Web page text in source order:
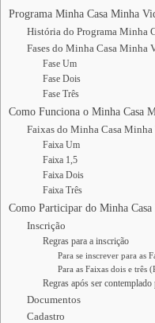
Programa Minha Casa Minha
História do Programa Minha
Fases do Minha Casa Minha
Fase Um
Fase Dois
Fase Três
Como Funciona o Minha Casa
Faixas do Minha Casa Minha
Faixa Um
Faixa 1,5
Faixa Dois
Faixa Três
Como Participar do Minha
Inscrição
Regras para a inscrição
Para se inscrever para as
Para as Faixas dois e três
Regras após ser
Documentos
Cadastro